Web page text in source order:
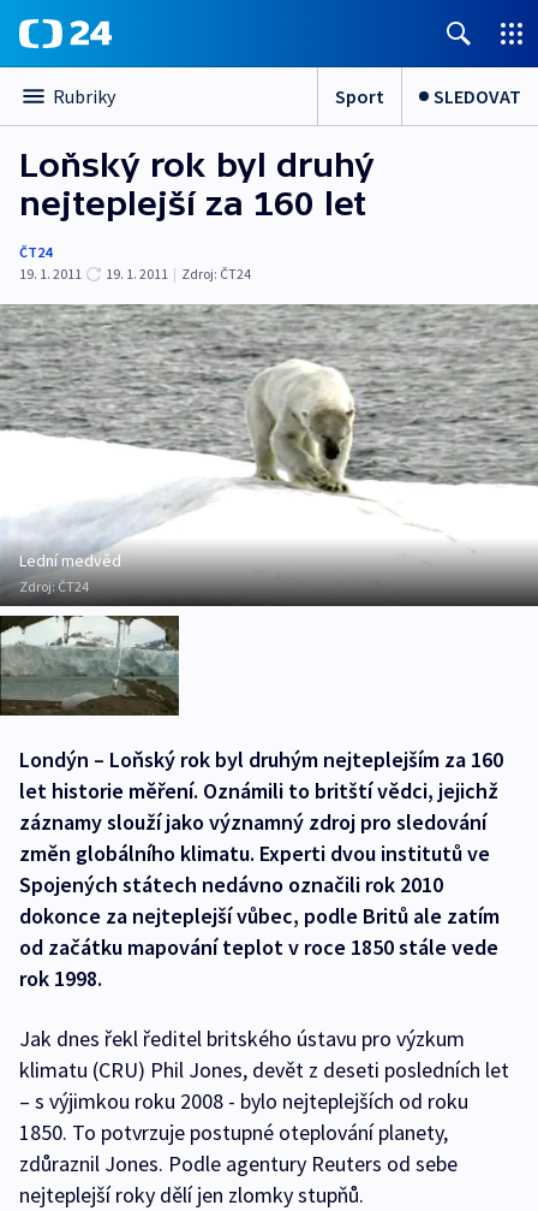
Rubriky Sport SLEDOVAT
Loňský rok byl druhý
nejteplejší za 160 let
ČT24
19. 1. 2011
19. 1. 2011 | Zdroj: ČT24
Lední medvěd
Zdroj:ČT24
Londýn – Loňský rok byl druhým nejteplejším za 160
let historie měření. Oznámili to britští vědci, jejichž
záznamy slouží jako významný zdroj pro sledování
změn globálního klimatu. Experti dvou institutů ve
Spojených státech nedávno označili rok 2010
dokonce za nejteplejší vůbec, podle Britů ale zatím
od začátku mapování teplot v roce 1850 stále vede
rok 1998.
Jak dnes řekl ředitel britského ústavu pro výzkum
klimatu (CRU) Phil Jones, devět z deseti posledních let
– s výjimkou roku 2008 - bylo nejteplejších od roku
1850. To potvrzuje postupné oteplování planety,
zdůraznil Jones. Podle agentury Reuters od sebe
nejteplejší roky dělí jen zlomky stupňů.